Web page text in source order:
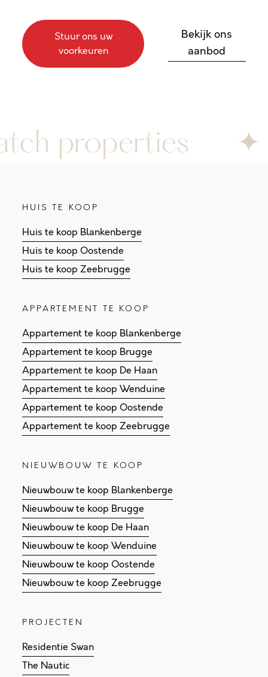
Stuur ons uw
voorkeuren
Bekijk ons
aanbod
properties ✦
HUIS TE KOOP
Huis te koop Blankenberge
Huis te koop Oostende
Huis te koop Zeebrugge
APPARTEMENT TE KOOP
Appartement te koop Blankenberge
Appartement te koop Brugge
Appartement te koop De Haan
Appartement te koop Wenduine
Appartement te koop Oostende
Appartement te koop Zeebrugge
NIEUWBOUW TE KOOP
Nieuwbouw te koop Blankenberge
Nieuwbouw te koop Brugge
Nieuwbouw te koop De Haan
Nieuwbouw te koop Wenduine
Nieuwbouw te koop Oostende
Nieuwbouw te koop Zeebrugge
PROJECTEN
Residentie Swan
The Nautic